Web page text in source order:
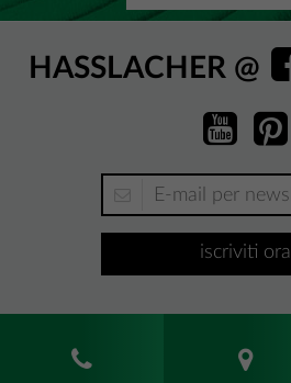
HASSLACHER @
iscriviti ora